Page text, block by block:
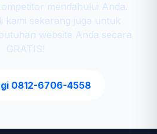
mendahului Anda.
kami sekarang juga untuk
website Anda secara
GRATIS!
0812-6706-4558